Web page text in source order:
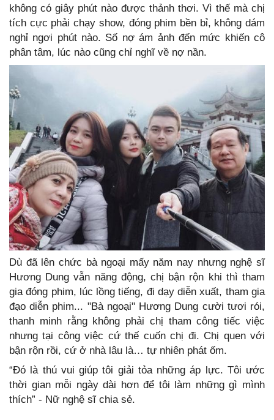
không có giây phút nào được thảnh thơi. Vì thế mà chị
tích cực phải chạy show, đóng phim bền bỉ, không dám
nghỉ ngơi phút nào. Số nợ ám ảnh đến mức khiến cô
phân tâm, lúc nào cũng chỉ nghĩ về nợ nần.
Dù đã lên chức bà ngoại mấy năm nay nhưng nghệ sĩ
Hương Dung vẫn năng động, chị bận rộn khi thì tham
gia đóng phim, lúc lồng tiếng, đi dạy diễn xuất, tham gia
đạo diễn phim... "Bà ngoại" Hương Dung cười tươi rói,
thanh minh rằng không phải chị tham công tiếc việc
nhưng tại công việc cứ thế cuốn chị đi. Chị quen với
bận rộn rồi, cứ ở nhà lâu là… tự nhiên phát ốm.
“Đó là thú vui giúp tôi giải tỏa những áp lực. Tôi ước
thời gian mỗi ngày dài hơn để tôi làm những gì mình
thích” - Nữ nghệ sĩ chia sẻ.